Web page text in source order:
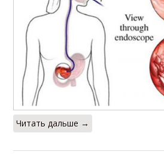
Читать дальше →